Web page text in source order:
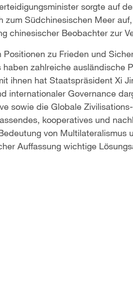
sorgte auf
zum Südchinesischen Meer
chinesischer Beobachter zur
Positionen zu Frieden und
zahlreiche ausländische
ihnen hat Staatspräsident Xi
internationaler Governance
sowie die Globale
kooperatives und
von Multilateralismus
Auffassung wichtige